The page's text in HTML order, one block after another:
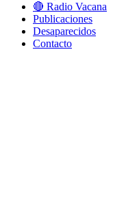
🔴 Radio Vacana
Publicaciones
Desaparecidos
Contacto